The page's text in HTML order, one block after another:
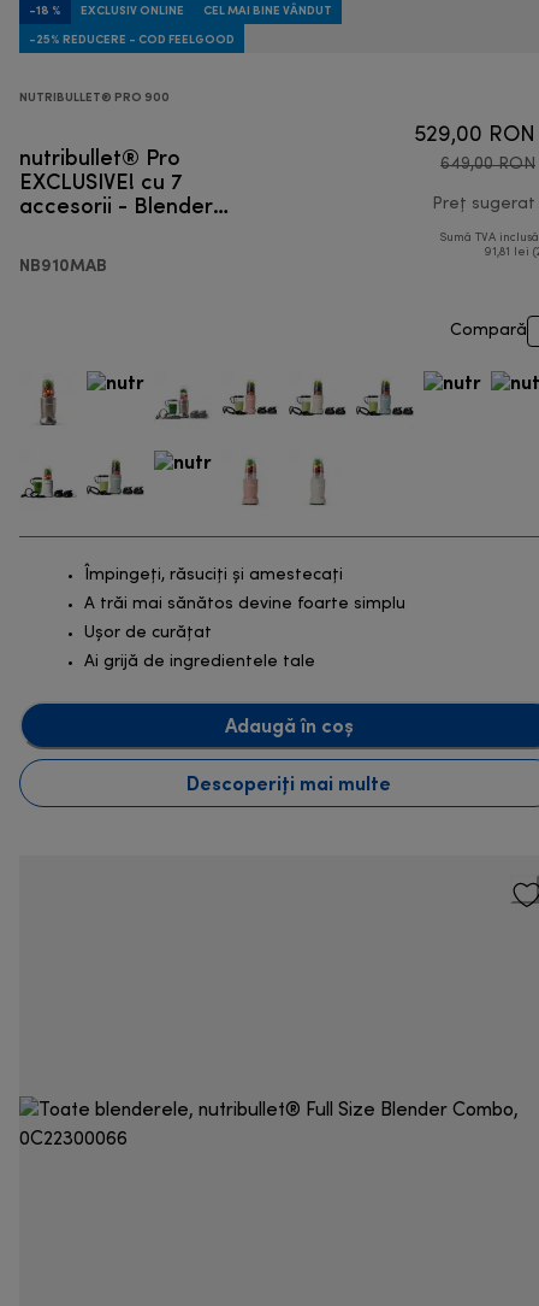
-18 % EXCLUSIV ONLINE
CEL MAI BINE VÂNDUT
-25% REDUCERE - COD FEELGOOD
NUTRIBULLET® PRO 900
nutribullet® Pro
EXCLUSIVE! cu 7
accesorii - Blender
NB910MAB
529,00 RON
649,00 RON
Preț sugerat
Sumă TVA
91,81 lei
Compară
Împingeți, răsuciți și amestecați
A trăi mai sănătos devine foarte simplu
Ușor de curățat
Ai grijă de ingredientele tale
Adaugă în coș
Descoperiți mai multe